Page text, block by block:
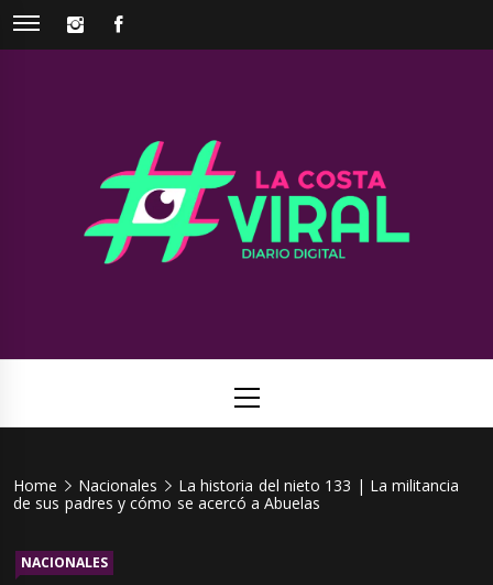
Skip
INSTAGRAM
Viral
Menu
Home Nacionales
La historia del nieto 133 | La militancia
de sus padres y cómo se acercó a Abuelas
NACIONALES